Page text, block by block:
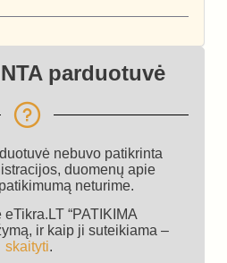
parduotuvė
nebuvo patikrinta
duomenų apie
neturime.
“PATIKIMA
ir kaip ji suteikiama –
skaityti.